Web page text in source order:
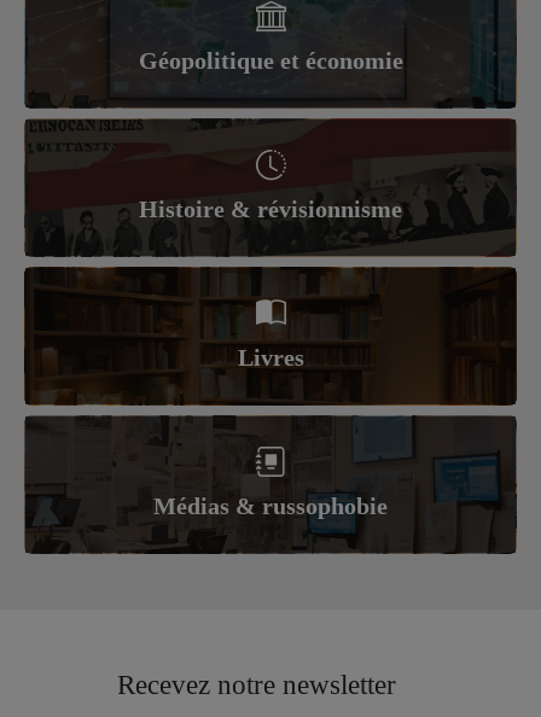
Géopolitique et économie
Histoire & révisionnisme
Livres
Médias & russophobie
Recevez notre newsletter